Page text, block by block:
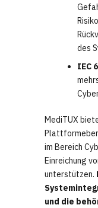
des
IEC
MediTUX
im Bereich
Einreichung
unterstützen.
und die